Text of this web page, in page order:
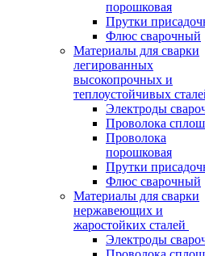
порошковая
Прутки
Флюс сварочный
Материалы для сварки
легированных
высокопрочных и
теплоустойчивых
Электроды
Проволока
Проволока
порошковая
Прутки
Флюс сварочный
Материалы для сварки
нержавеющих и
жаростойких сталей
Электроды